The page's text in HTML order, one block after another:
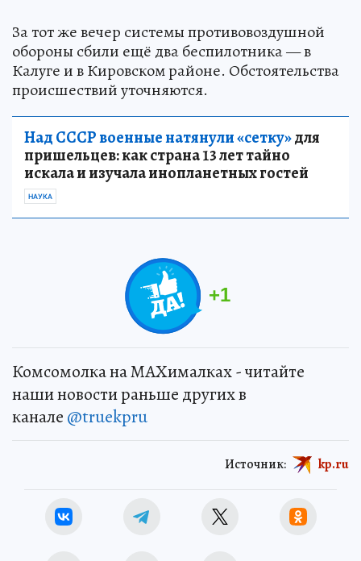
За тот же вечер системы противовоздушной
обороны сбили ещё два беспилотника — в
Калуге и в Кировском районе. Обстоятельства
происшествий уточняются.
Над СССР военные натянули «сетку»для
пришельцев: как страна 13 лет тайно
искала и изучала инопланетных гостей
НАУКА
+1
Комсомолка на MAXималках - читайте
наши новости раньше других в
канале @truekpru
Источник: kp.ru